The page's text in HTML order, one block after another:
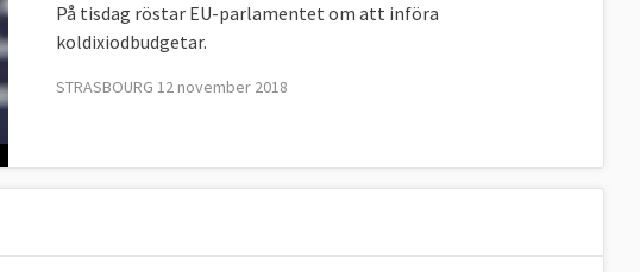
På tisdag röstar EU-parlamentet om att införa
koldixiodbudgetar.
STRASBOURG 12 november 2018